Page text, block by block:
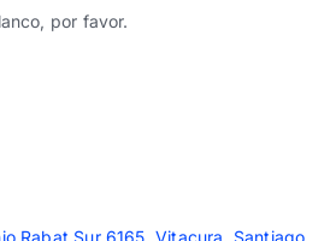
por favor.
Rabat Sur 6165, Vitacura, Santiago